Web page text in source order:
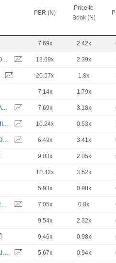
PER (N)
Price to
Book (N)
7.69x 2.42x
EXXONMOBIL HOLDINGS CORPORATION 13.69x 2.39x
20.57x 1.8x
7.14x 1.79x
VALERO ENERGY CORPORATION 7.69x 3.18x
CHINA PETROLEUM & CHEMICAL CORPORATION 10.24x 0.53x
MARATHON PETROLEUM CORPORATION 6.49x 3.41x
9.03x 2.05x
12.42x 3.52x
5.93x 0.98x
OIL AND NATURAL GAS CORPORATION LIMITED 7.05x 0.8x
9.54x 2.32x
9.46x 0.98x
INDIAN OIL CORPORATION LIMITED 5.67x 0.94x